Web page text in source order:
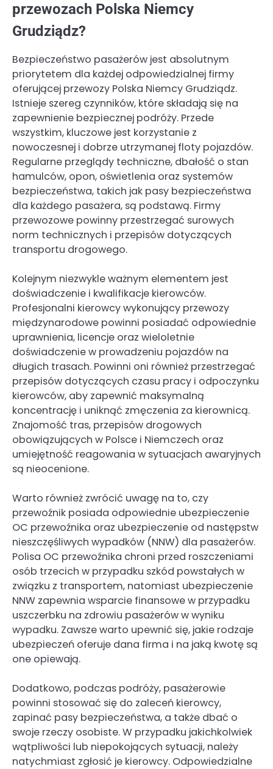
przewozach Polska Niemcy
Grudziądz?
Bezpieczeństwo pasażerów jest absolutnym
priorytetem dla każdej odpowiedzialnej firmy
oferującej przewozy Polska Niemcy Grudziądz.
Istnieje szereg czynników, które składają się na
zapewnienie bezpiecznej podróży. Przede
wszystkim, kluczowe jest korzystanie z
nowoczesnej i dobrze utrzymanej floty pojazdów.
Regularne przeglądy techniczne, dbałość o stan
hamulców, opon, oświetlenia oraz systemów
bezpieczeństwa, takich jak pasy bezpieczeństwa
dla każdego pasażera, są podstawą. Firmy
przewozowe powinny przestrzegać surowych
norm technicznych i przepisów dotyczących
transportu drogowego.
Kolejnym niezwykle ważnym elementem jest
doświadczenie i kwalifikacje kierowców.
Profesjonalni kierowcy wykonujący przewozy
międzynarodowe powinni posiadać odpowiednie
uprawnienia, licencje oraz wieloletnie
doświadczenie w prowadzeniu pojazdów na
długich trasach. Powinni oni również przestrzegać
przepisów dotyczących czasu pracy i odpoczynku
kierowców, aby zapewnić maksymalną
koncentrację i uniknąć zmęczenia za kierownicą.
Znajomość tras, przepisów drogowych
obowiązujących w Polsce i Niemczech oraz
umiejętność reagowania w sytuacjach awaryjnych
są nieocenione.
Warto również zwrócić uwagę na to, czy
przewoźnik posiada odpowiednie ubezpieczenie
OC przewoźnika oraz ubezpieczenie od następstw
nieszczęśliwych wypadków (NNW) dla pasażerów.
Polisa OC przewoźnika chroni przed roszczeniami
osób trzecich w przypadku szkód powstałych w
związku z transportem, natomiast ubezpieczenie
NNW zapewnia wsparcie finansowe w przypadku
uszczerbku na zdrowiu pasażerów w wyniku
wypadku. Zawsze warto upewnić się, jakie rodzaje
ubezpieczeń oferuje dana firma i na jaką kwotę są
one opiewają.
Dodatkowo, podczas podróży, pasażerowie
powinni stosować się do zaleceń kierowcy,
zapinać pasy bezpieczeństwa, a także dbać o
swoje rzeczy osobiste. W przypadku jakichkolwiek
wątpliwości lub niepokojących sytuacji, należy
natychmiast zgłosić je kierowcy. Odpowiedzialne